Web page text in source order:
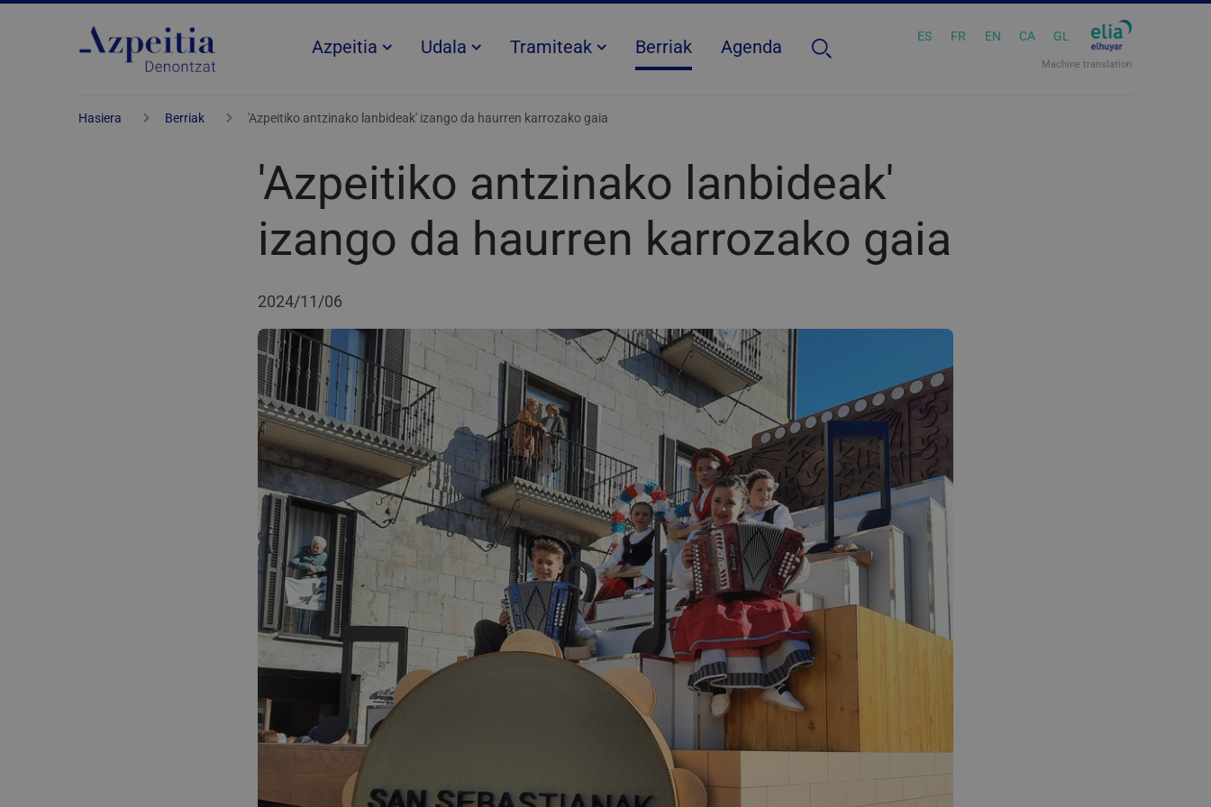
Azpeitia Udala Tramiteak Berriak Agenda ES FR EN CA GL
Machine translation
Hasiera Berriak 'Azpeitiko antzinako lanbideak' izango da haurren karrozako gaia
'Azpeitiko antzinako lanbideak'
izango da haurren karrozako gaia
2024/11/06